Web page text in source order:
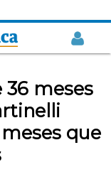
36 meses
que